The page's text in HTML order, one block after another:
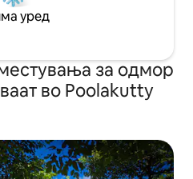
уред
за одмор
во Poolakutty
на гостите“